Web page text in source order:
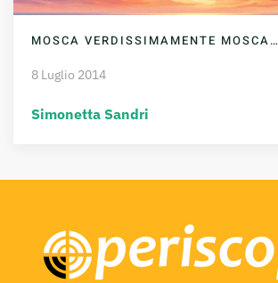
MOSCA VERDISSIMAMENTE MOSCA…
8 Luglio 2014
Simonetta Sandri